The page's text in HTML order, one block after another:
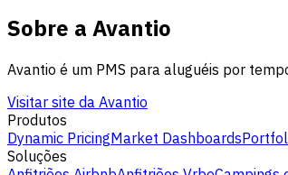
Sobre a Avantio
Avantio é um PMS para aluguéis por
Visitar site da Avantio
Produtos
Dynamic PricingMarket Dashboards
Soluções